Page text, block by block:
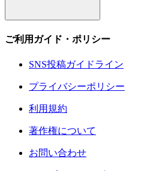
ご利用ガイド・ポリシー
SNS投稿ガイドライン
プライバシーポリシー
利用規約
著作権について
お問い合わせ